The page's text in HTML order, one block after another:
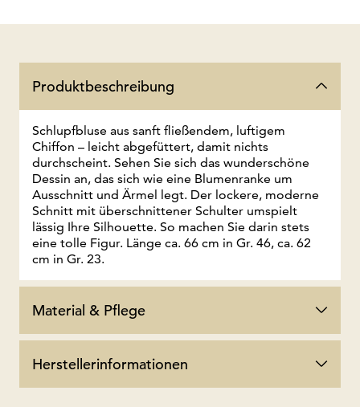
Produktbeschreibung
Schlupfbluse aus sanft fließendem, luftigem
Chiffon – leicht abgefüttert, damit nichts
durchscheint. Sehen Sie sich das wunderschöne
Dessin an, das sich wie eine Blumenranke um
Ausschnitt und Ärmel legt. Der lockere, moderne
Schnitt mit überschnittener Schulter umspielt
lässig Ihre Silhouette. So machen Sie darin stets
eine tolle Figur. Länge ca. 66 cm in Gr. 46, ca. 62
cm in Gr. 23.
Material & Pflege
Herstellerinformationen